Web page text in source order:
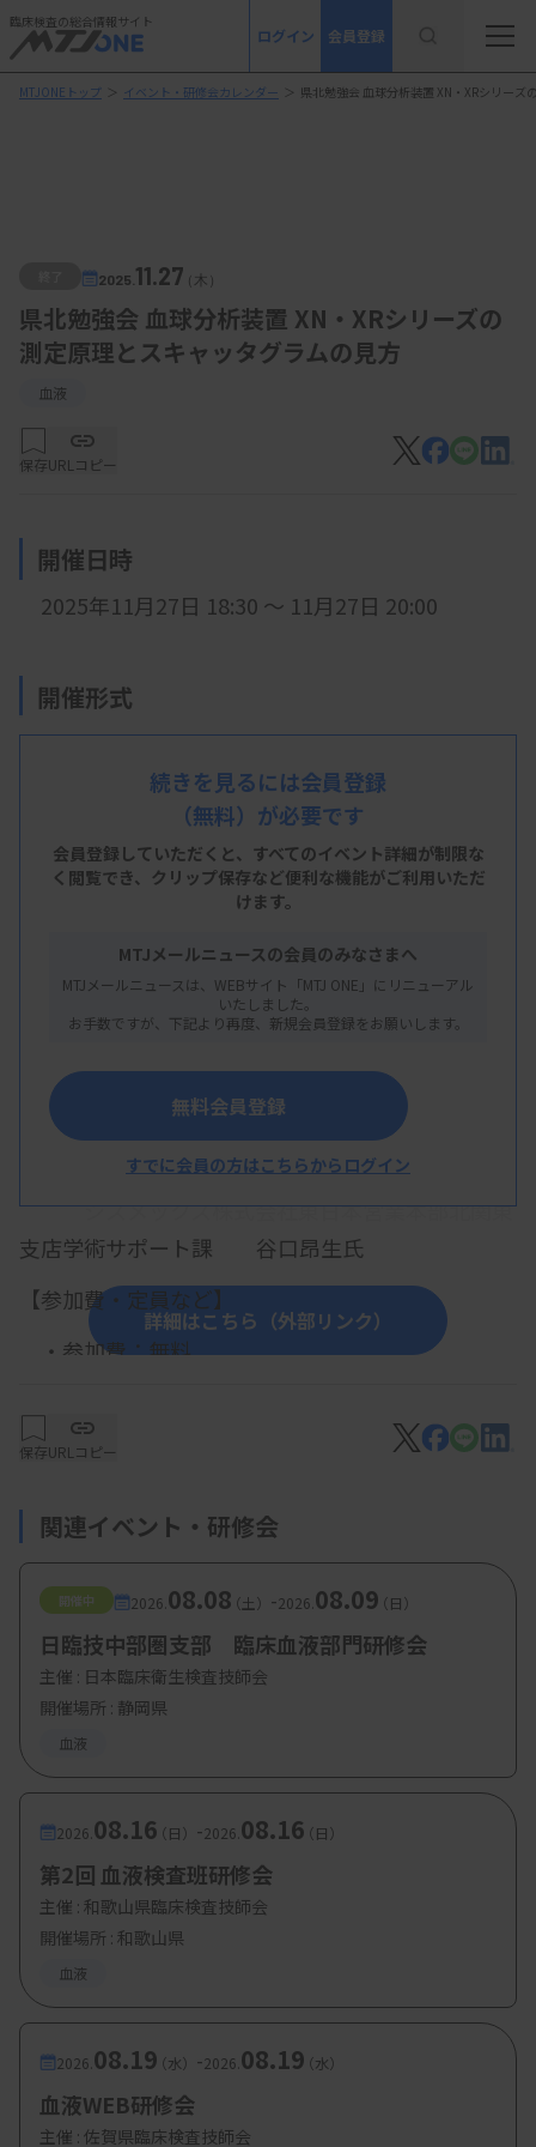
臨床検査の総合情報サイト
ログイン 会員登録
MTJONEトップ ＞ イベント・研修会カレンダー ＞ 県北勉強会 血球分析装置 XN・XRシリー
2025. 11.27（木）
県北勉強会 血球分析装置 XN・XRシリーズの
測定原理とスキャッタグラムの見方
血液
保存URLコピー
開催日時
2025年11月27日 18:30 ～ 11月27日 20:00
開催形式
LIVE配信
主 催
概 要
【プログラム】
・ 血球分析装置 XN・XRシリーズの測定原理とスキ
ャッタグラムの見方
シスメックス株式会社東日本営業本部北関東
支店学術サポート課 谷口昂生氏
【参加費・定員など】
・参加費：無料
詳細はこちら（外部リンク）
続きを見るには会員登録
（無料）が必要です
会員登録していただくと、すべてのイベント詳細が制限な
く閲覧でき、 クリップ保存など便利な機能がご利用いただ
けます。
MTJメールニュースの会員のみなさまへ
MTJメールニュースは、WEBサイト「MTJ ONE」にリニューアル
いたしました。
お手数ですが、下記より再度、新規会員登録をお願いします。
無料会員登録
すでに会員の方はこちらからログイン
保存URLコピー
関連イベント・研修会
開催中 2026. 08.08（土） -2026. 08.09（日）
日臨技中部圏支部 臨床血液部門研修会
主催 : 日本臨床衛生検査技師会
開催場所 : 静岡県
血液
2026. 08.16（日） -2026. 08.16（日）
第2回 血液検査班研修会
主催 : 和歌山県臨床検査技師会
開催場所 : 和歌山県
血液
2026. 08.19（水） -2026. 08.19（水）
血液WEB研修会
主催 : 佐賀県臨床検査技師会